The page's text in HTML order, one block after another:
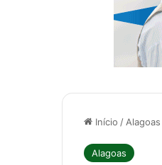
Início /Alagoas
Alagoas